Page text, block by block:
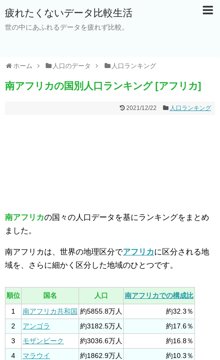
疲れたくないデータ比較生活
世の中にあふれるデータを疲れず比較。
ホーム 人口のデータ 人口ランキング
南アフリカの国別人口ランキング [アフリカ]
2021/12/22 人口ランキング
南アフリカの国々の人口データを基にランキングをまとめ
ました。
南アフリカは、世界の地理区分でアフリカに区分される地
域を、さらに細かく区分した地域のひとつです。
順位 国名 人口
南アフリカでの構成比
1
南アフリカ共和国 約5855.8万人
約32.3％
2
アンゴラ 約3182.5万人
約17.6％
3
モザンビーク 約3036.6万人
約16.8％
4
マラウイ 約1862.9万人
約10.3％